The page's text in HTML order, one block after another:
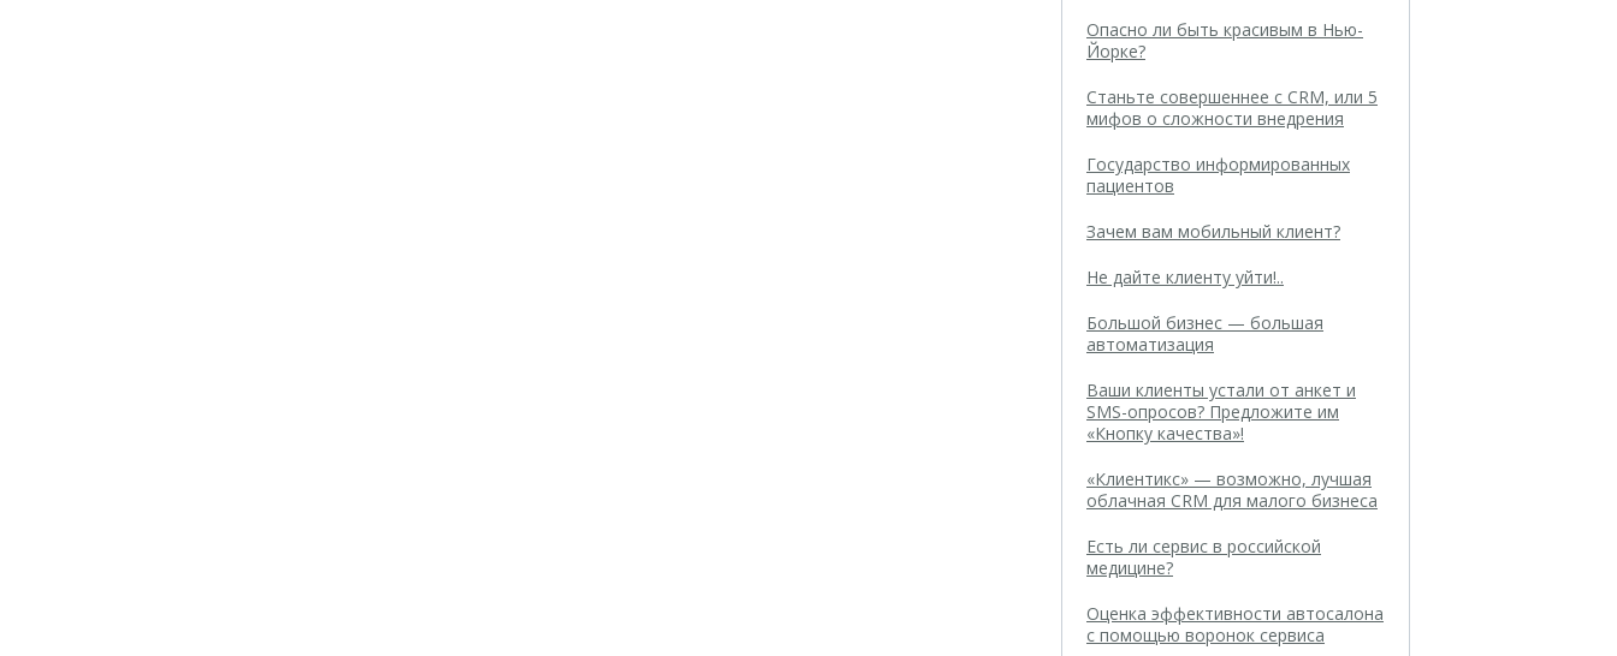
Опасно ли быть красивым в Нью-
Йорке?
Станьте совершеннее с CRM, или 5
мифов о сложности внедрения
Государство информированных
пациентов
Зачем вам мобильный клиент?
Не дайте клиенту уйти!..
Большой бизнес — большая
автоматизация
Ваши клиенты устали от анкет и
SMS-опросов? Предложите им
«Кнопку качества»!
«Клиентикс» — возможно, лучшая
облачная CRM для малого бизнеса
Есть ли сервис в российской
медицине?
Оценка эффективности автосалона
с помощью воронок сервиса